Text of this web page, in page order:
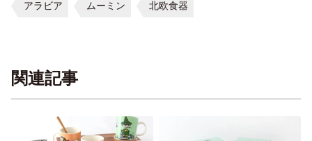
アラビア ムーミン 北欧食器
関連記事